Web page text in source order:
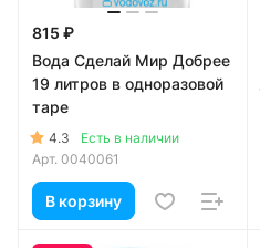
815 ₽
Вода Сделай Мир Добрее
19 литров в одноразовой
таре
4.3
Есть в наличии
Арт. 0040061
В корзину